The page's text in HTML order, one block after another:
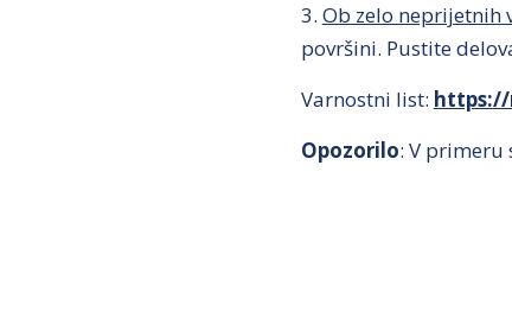
3. Ob zelo neprijetnih
površini. Pustite
Varnostni list: https://
Opozorilo: V primeru